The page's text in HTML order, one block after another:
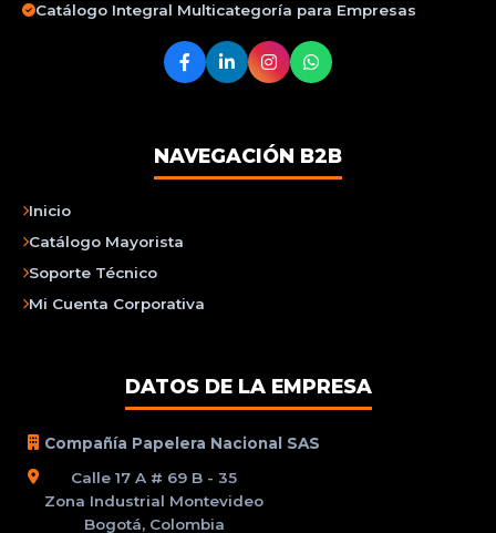
Catálogo Integral Multicategoría para Empresas
NAVEGACIÓN B2B
Inicio
Catálogo Mayorista
Soporte Técnico
Mi Cuenta Corporativa
DATOS DE LA EMPRESA
Compañía Papelera Nacional SAS
Calle 17 A # 69 B - 35
Zona Industrial Montevideo
Bogotá, Colombia